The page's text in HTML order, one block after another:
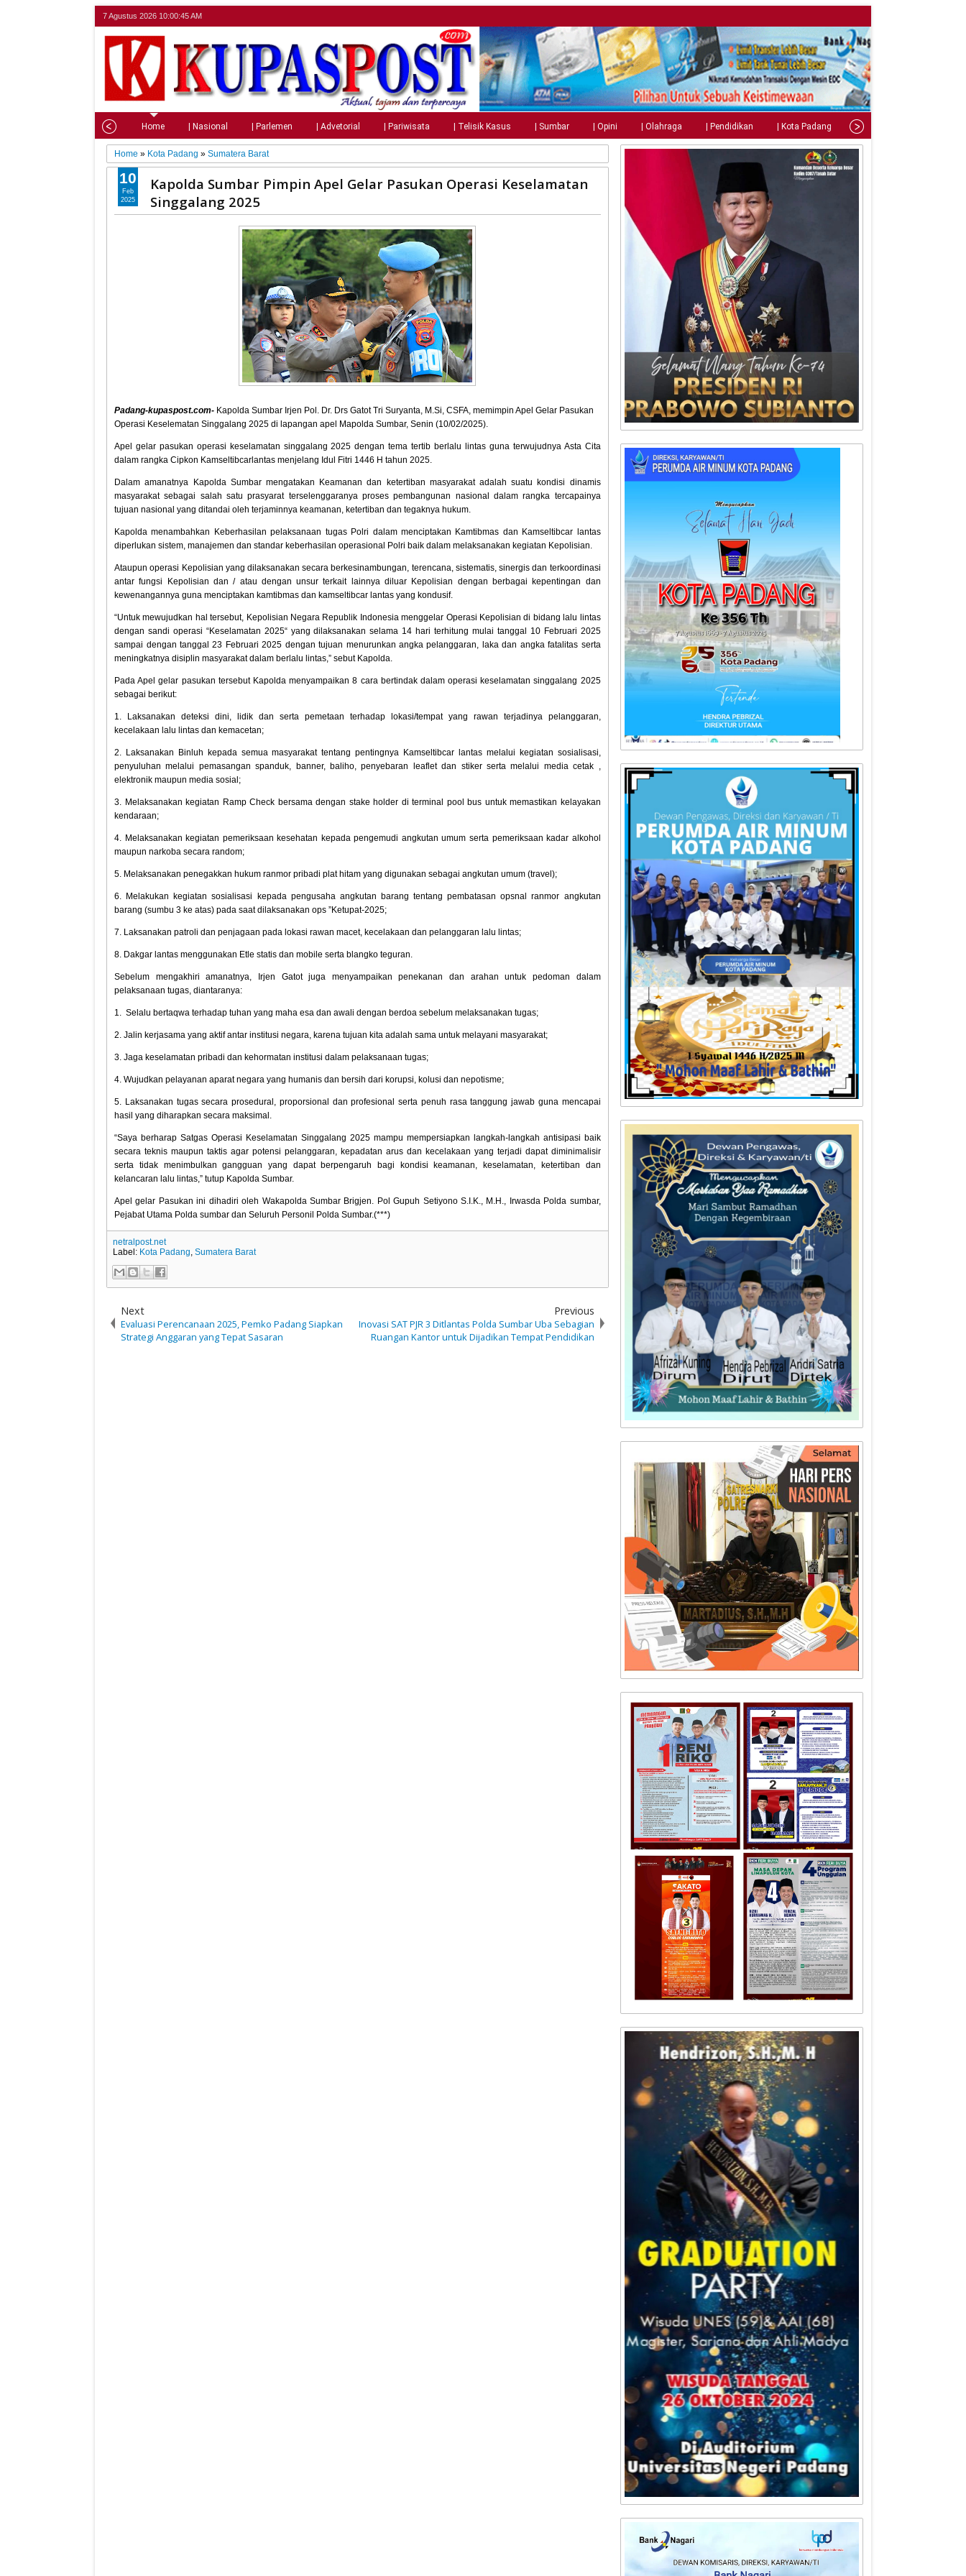
7 Agustus 2026 10:00:46 AM
Home | Nasional | Parlemen | Advetorial | Pariwisata | Telisik Kasus | Sumbar | Opini | Olahraga | Pendidikan | Kota Padang | Tips
Home » Kota Padang »Sumatera Barat
Kapolda Sumbar Pimpin Apel Gelar Pasukan Operasi Keselamatan
Singgalang 2025
Padang-kupaspost.com- Kapolda Sumbar Irjen Pol. Dr. Drs Gatot Tri Suryanta, M.Si, CSFA, memimpin Apel Gelar Pasukan
Operasi Keselematan Singgalang 2025 di lapangan apel Mapolda Sumbar, Senin (10/02/2025).
Apel gelar pasukan operasi keselamatan singgalang 2025 dengan tema tertib berlalu lintas guna terwujudnya Asta Cita
dalam rangka Cipkon Kamseltibcarlantas menjelang Idul Fitri 1446 H tahun 2025.
Dalam amanatnya Kapolda Sumbar mengatakan Keamanan dan ketertiban masyarakat adalah suatu kondisi dinamis
masyarakat sebagai salah satu prasyarat terselenggaranya proses pembangunan nasional dalam rangka tercapainya
tujuan nasional yang ditandai oleh terjaminnya keamanan, ketertiban dan tegaknya hukum.
Kapolda menambahkan Keberhasilan pelaksanaan tugas Polri dalam menciptakan Kamtibmas dan Kamseltibcar lantas
diperlukan sistem, manajemen dan standar keberhasilan operasional Polri baik dalam melaksanakan kegiatan Kepolisian.
Ataupun operasi Kepolisian yang dilaksanakan secara berkesinambungan, terencana, sistematis, sinergis dan terkoordinasi
antar fungsi Kepolisian dan / atau dengan unsur terkait lainnya diluar Kepolisian dengan berbagai kepentingan dan
kewenangannya guna menciptakan kamtibmas dan kamseltibcar lantas yang kondusif.
“Untuk mewujudkan hal tersebut, Kepolisian Negara Republik Indonesia menggelar Operasi Kepolisian di bidang lalu lintas
dengan sandi operasi “Keselamatan 2025“ yang dilaksanakan selama 14 hari terhitung mulai tanggal 10 Februari 2025
sampai dengan tanggal 23 Februari 2025 dengan tujuan menurunkan angka pelanggaran, laka dan angka fatalitas serta
meningkatnya disiplin masyarakat dalam berlalu lintas,” sebut Kapolda.
Pada Apel gelar pasukan tersebut Kapolda menyampaikan 8 cara bertindak dalam operasi keselamatan singgalang 2025
sebagai berikut:
1. Laksanakan deteksi dini, lidik dan serta pemetaan terhadap lokasi/tempat yang rawan terjadinya pelanggaran,
kecelakaan lalu lintas dan kemacetan;
2. Laksanakan Binluh kepada semua masyarakat tentang pentingnya Kamseltibcar lantas melalui kegiatan sosialisasi,
penyuluhan melalui pemasangan spanduk, banner, baliho, penyebaran leaflet dan stiker serta melalui media cetak ,
elektronik maupun media sosial;
3. Melaksanakan kegiatan Ramp Check bersama dengan stake holder di terminal pool bus untuk memastikan kelayakan
kendaraan;
4. Melaksanakan kegiatan pemeriksaan kesehatan kepada pengemudi angkutan umum serta pemeriksaan kadar alkohol
maupun narkoba secara random;
5. Melaksanakan penegakkan hukum ranmor pribadi plat hitam yang digunakan sebagai angkutan umum (travel);
6. Melakukan kegiatan sosialisasi kepada pengusaha angkutan barang tentang pembatasan opsnal ranmor angkutan
barang (sumbu 3 ke atas) pada saat dilaksanakan ops ”Ketupat-2025;
7. Laksanakan patroli dan penjagaan pada lokasi rawan macet, kecelakaan dan pelanggaran lalu lintas;
8. Dakgar lantas menggunakan Etle statis dan mobile serta blangko teguran.
Sebelum mengakhiri amanatnya, Irjen Gatot juga menyampaikan penekanan dan arahan untuk pedoman dalam
pelaksanaan tugas, diantaranya:
1. Selalu bertaqwa terhadap tuhan yang maha esa dan awali dengan berdoa sebelum melaksanakan tugas;
2. Jalin kerjasama yang aktif antar institusi negara, karena tujuan kita adalah sama untuk melayani masyarakat;
3. Jaga keselamatan pribadi dan kehormatan institusi dalam pelaksanaan tugas;
4. Wujudkan pelayanan aparat negara yang humanis dan bersih dari korupsi, kolusi dan nepotisme;
5. Laksanakan tugas secara prosedural, proporsional dan profesional serta penuh rasa tanggung jawab guna mencapai
hasil yang diharapkan secara maksimal.
“Saya berharap Satgas Operasi Keselamatan Singgalang 2025 mampu mempersiapkan langkah-langkah antisipasi baik
secara teknis maupun taktis agar potensi pelanggaran, kepadatan arus dan kecelakaan yang terjadi dapat diminimalisir
serta tidak menimbulkan gangguan yang dapat berpengaruh bagi kondisi keamanan, keselamatan, ketertiban dan
kelancaran lalu lintas,” tutup Kapolda Sumbar.
Apel gelar Pasukan ini dihadiri oleh Wakapolda Sumbar Brigjen. Pol Gupuh Setiyono S.I.K., M.H., Irwasda Polda sumbar,
Pejabat Utama Polda sumbar dan Seluruh Personil Polda Sumbar.(***)
10
Feb
2025
netralpost.net
Label: Kota Padang,Sumatera Barat
Next
Evaluasi Perencanaan 2025, Pemko Padang Siapkan
Strategi Anggaran yang Tepat Sasaran
Previous
Inovasi SAT PJR 3 Ditlantas Polda Sumbar Uba Sebagian
Ruangan Kantor untuk Dijadikan Tempat Pendidikan